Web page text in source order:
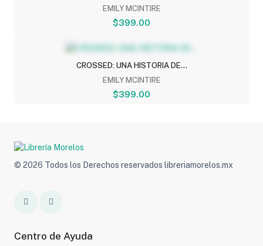
EMILY MCINTIRE
$399.00
CROSSED: UNA HISTORIA DE...
EMILY MCINTIRE
$399.00
© 2026 Todos los Derechos reservados libreriamorelos.mx
Centro de Ayuda